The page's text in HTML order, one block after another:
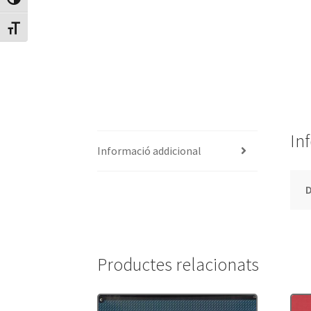
Canvia mida de lletra
Informació addicional
Productes relacionats